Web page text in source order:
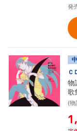
発
Ｃ
物
歌